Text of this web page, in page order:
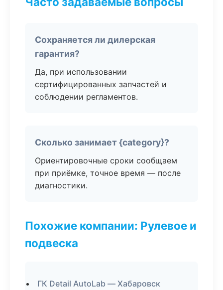
Сохраняется ли дилерская
гарантия?
Да, при использовании
сертифицированных запчастей и
соблюдении регламентов.
Сколько занимает {category}?
Ориентировочные сроки сообщаем
при приёмке, точное время — после
диагностики.
Похожие компании: Рулевое и
подвеска
ГК Detail AutoLab — Хабаровск